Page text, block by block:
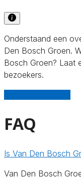
Onderstaand een
Den Bosch Groen.
Bosch Groen? Laat
bezoekers.
FAQ
Is Van Den Bosch
Van Den Bosch